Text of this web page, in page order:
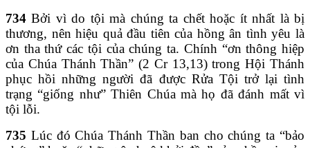
734Bởi vì do tội mà chúng ta chết hoặc ít nhất là bị
thương, nên hiệu quả đầu tiên của hồng ân tình yêu là
ơn tha thứ các tội của chúng ta. Chính “ơn thông hiệp
của Chúa Thánh Thần” (2 Cr 13,13) trong Hội Thánh
phục hồi những người đã được Rửa Tội trở lại tình
trạng “giống như” Thiên Chúa mà họ đã đánh mất vì
tội lỗi.
735 Lúc đó Chúa Thánh Thần ban cho chúng ta “bảo